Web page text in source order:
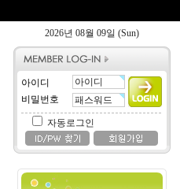
2026년 08월 09일 (Sun)
아이디
비밀번호
자동로그인